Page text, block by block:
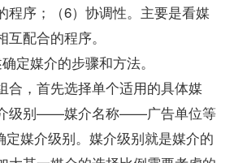
程序；（6）协调性。主要是看媒
配合的程序。
媒介的步骤和方法。
，首先选择单个适用的具体媒
级别——媒介名称——广告单位等
定媒介级别。媒介级别就是媒介的